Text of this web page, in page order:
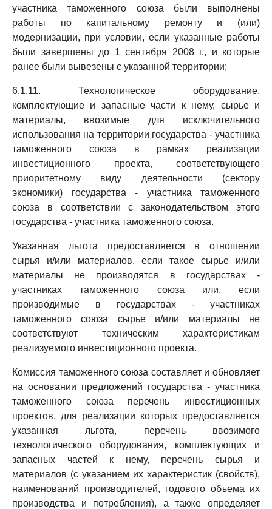
участника таможенного союза были выполнены
работы по капитальному ремонту и (или)
модернизации, при условии, если указанные работы
были завершены до 1 сентября 2008 г., и которые
ранее были вывезены с указанной территории;
6.1.11. Технологическое оборудование,
комплектующие и запасные части к нему, сырье и
материалы, ввозимые для исключительного
использования на территории государства - участника
таможенного союза в рамках реализации
инвестиционного проекта, соответствующего
приоритетному виду деятельности (сектору
экономики) государства - участника таможенного
союза в соответствии с законодательством этого
государства - участника таможенного союза.
Указанная льгота предоставляется в отношении
сырья и/или материалов, если такое сырье и/или
материалы не производятся в государствах -
участниках таможенного союза или, если
производимые в государствах - участниках
таможенного союза сырье и/или материалы не
соответствуют техническим характеристикам
реализуемого инвестиционного проекта.
Комиссия таможенного союза составляет и обновляет
на основании предложений государства - участника
таможенного союза перечень инвестиционных
проектов, для реализации которых предоставляется
указанная льгота, перечень ввозимого
технологического оборудования, комплектующих и
запасных частей к нему, перечень сырья и
материалов (с указанием их характеристик (свойств),
наименований производителей, годового объема их
производства и потребления), а также определяет